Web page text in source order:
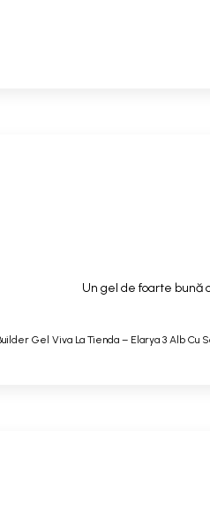
Un gel de foarte bună
Gel Viva La Tienda – Elarya 3 Alb Cu